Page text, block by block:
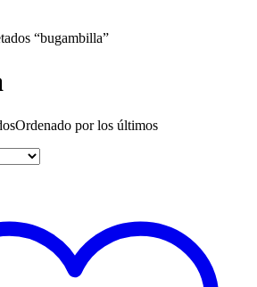
“bugambilla”
Ordenado por los últimos